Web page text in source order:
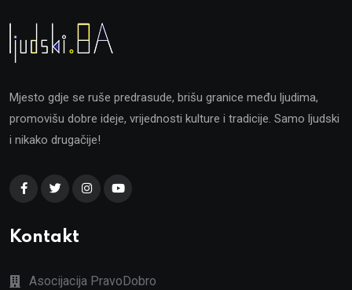
Mjesto gdje se ruše predrasude, brišu granice među ljudima,
promovišu dobre ideje, vrijednosti kulture i tradicije. Samo ljudski
i nikako drugačije!
Kontakt
Asocijacija PravoDobro